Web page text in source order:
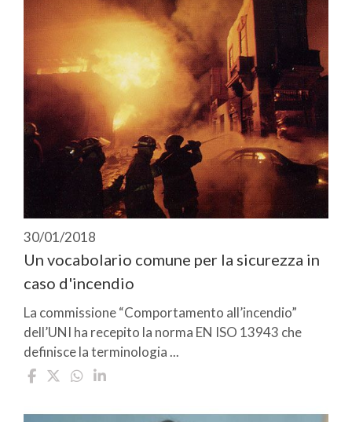
30/01/2018
Un vocabolario comune per la sicurezza in
caso d'incendio
La commissione “Comportamento all’incendio”
dell’UNI ha recepito la norma EN ISO 13943 che
definisce la terminologia ...